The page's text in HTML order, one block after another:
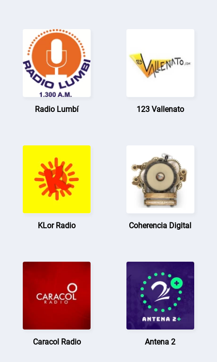
Radio Lumbí 123 Vallenato
KLor Radio Coherencia Digital
Caracol Radio Antena 2